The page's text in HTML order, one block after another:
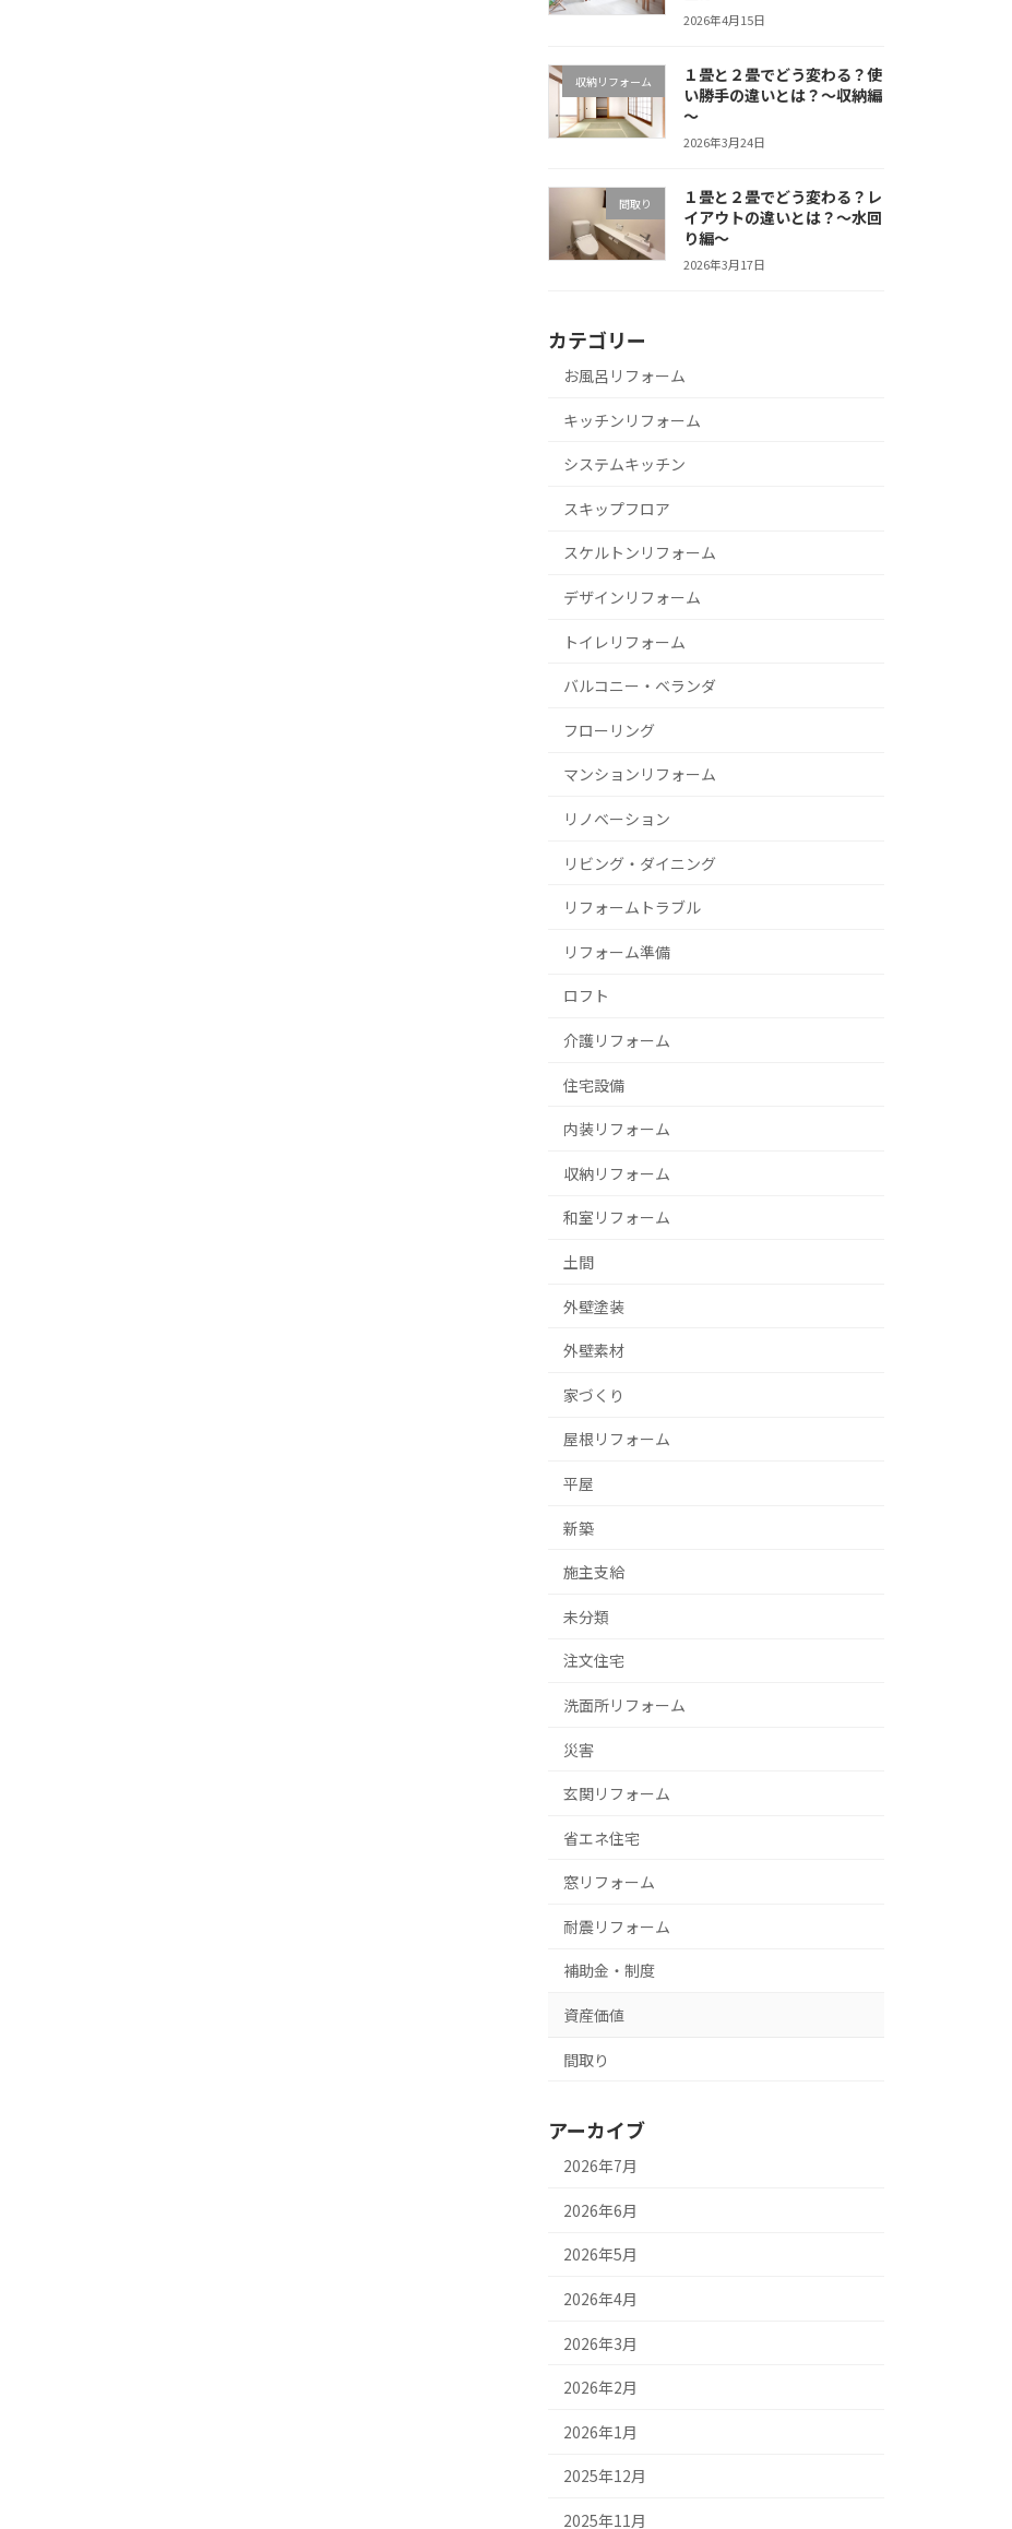
2026年4月15日
収納リフォーム
１畳と２畳でどう変わる？使
い勝手の違いとは？～収納編
～
2026年3月24日
間取り
１畳と２畳でどう変わる？レ
イアウトの違いとは？～水回
り編～
2026年3月17日
カテゴリー
お風呂リフォーム
キッチンリフォーム
システムキッチン
スキップフロア
スケルトンリフォーム
デザインリフォーム
トイレリフォーム
バルコニー・ベランダ
フローリング
マンションリフォーム
リノベーション
リビング・ダイニング
リフォームトラブル
リフォーム準備
ロフト
介護リフォーム
住宅設備
内装リフォーム
収納リフォーム
和室リフォーム
土間
外壁塗装
外壁素材
家づくり
屋根リフォーム
平屋
新築
施主支給
未分類
注文住宅
洗面所リフォーム
災害
玄関リフォーム
省エネ住宅
窓リフォーム
耐震リフォーム
補助金・制度
資産価値
間取り
アーカイブ
2026年7月
2026年6月
2026年5月
2026年4月
2026年3月
2026年2月
2026年1月
2025年12月
2025年11月